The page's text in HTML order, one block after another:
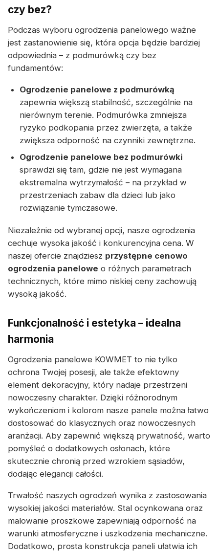
czy bez?
Podczas wyboru ogrodzenia panelowego ważne
jest zastanowienie się, która opcja będzie bardziej
odpowiednia – z podmurówką czy bez
fundamentów:
Ogrodzenie panelowe z podmurówką
zapewnia większą stabilność, szczególnie na
nierównym terenie. Podmurówka zmniejsza
ryzyko podkopania przez zwierzęta, a także
zwiększa odporność na czynniki zewnętrzne.
Ogrodzenie panelowe bez podmurówki
sprawdzi się tam, gdzie nie jest wymagana
ekstremalna wytrzymałość – na przykład w
przestrzeniach zabaw dla dzieci lub jako
rozwiązanie tymczasowe.
Niezależnie od wybranej opcji, nasze ogrodzenia
cechuje wysoka jakość i konkurencyjna cena. W
naszej ofercie znajdziesz przystępne cenowo
ogrodzenia panelowe o różnych parametrach
technicznych, które mimo niskiej ceny zachowują
wysoką jakość.
Funkcjonalność i estetyka – idealna
harmonia
Ogrodzenia panelowe KOWMET to nie tylko
ochrona Twojej posesji, ale także efektowny
element dekoracyjny, który nadaje przestrzeni
nowoczesny charakter. Dzięki różnorodnym
wykończeniom i kolorom nasze panele można łatwo
dostosować do klasycznych oraz nowoczesnych
aranżacji. Aby zapewnić większą prywatność, warto
pomyśleć o dodatkowych osłonach, które
skutecznie chronią przed wzrokiem sąsiadów,
dodając elegancji całości.
Trwałość naszych ogrodzeń wynika z zastosowania
wysokiej jakości materiałów. Stal ocynkowana oraz
malowanie proszkowe zapewniają odporność na
warunki atmosferyczne i uszkodzenia mechaniczne.
Dodatkowo, prosta konstrukcja paneli ułatwia ich